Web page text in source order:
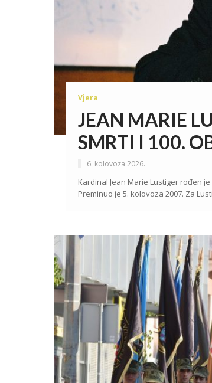
Vjera
JEAN MARIE
SMRTI I 100.
6. kolovoza 2026.
Kardinal Jean Marie Lustiger rođen
Preminuo je 5. kolovoza 2007. Za